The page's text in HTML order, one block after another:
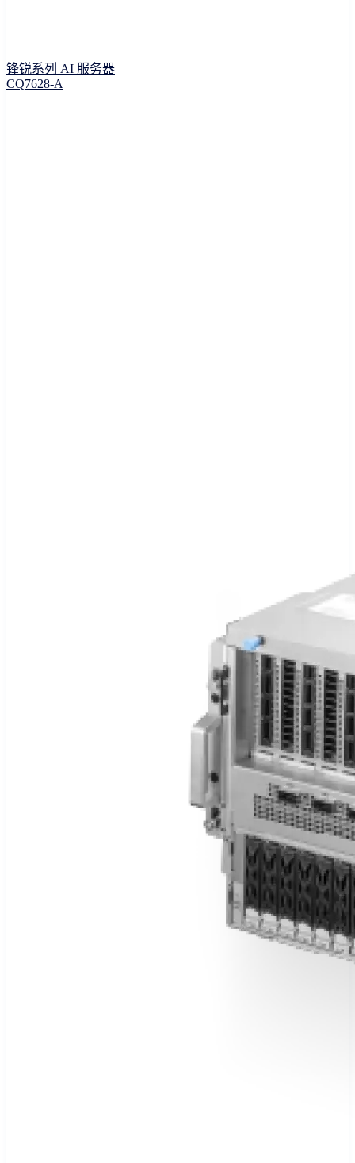
锋锐系列 AI 服务器
CQ7628-A